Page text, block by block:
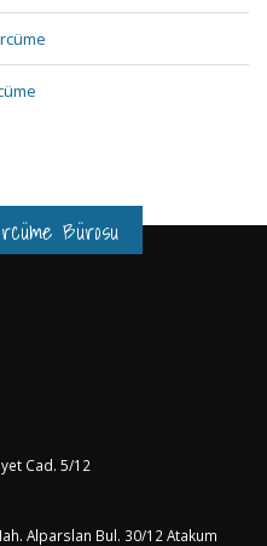
Bürosu
Cad. 5/12
Alparslan Bul. 30/12 Atakum